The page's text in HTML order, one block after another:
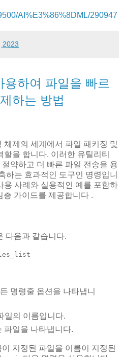
AI%E3%86%8DML/290947
2023
용하여 파일을 빠르
하는 방법
체제의 세계에서 파일 패키징 및
을 합니다. 이러한 유틸리티
약하고 더 빠른 파일 전송을 용
하는 효과적인 도구인 명령입니
용 사례와 실용적인 예를 포함하
가이드를 제공합니다 .
다음과 같습니다.
명령줄 옵션을 나타냅니
일의 이름입니다.
파일을 나타냅니다.
지정된 파일을 이름이 지정된